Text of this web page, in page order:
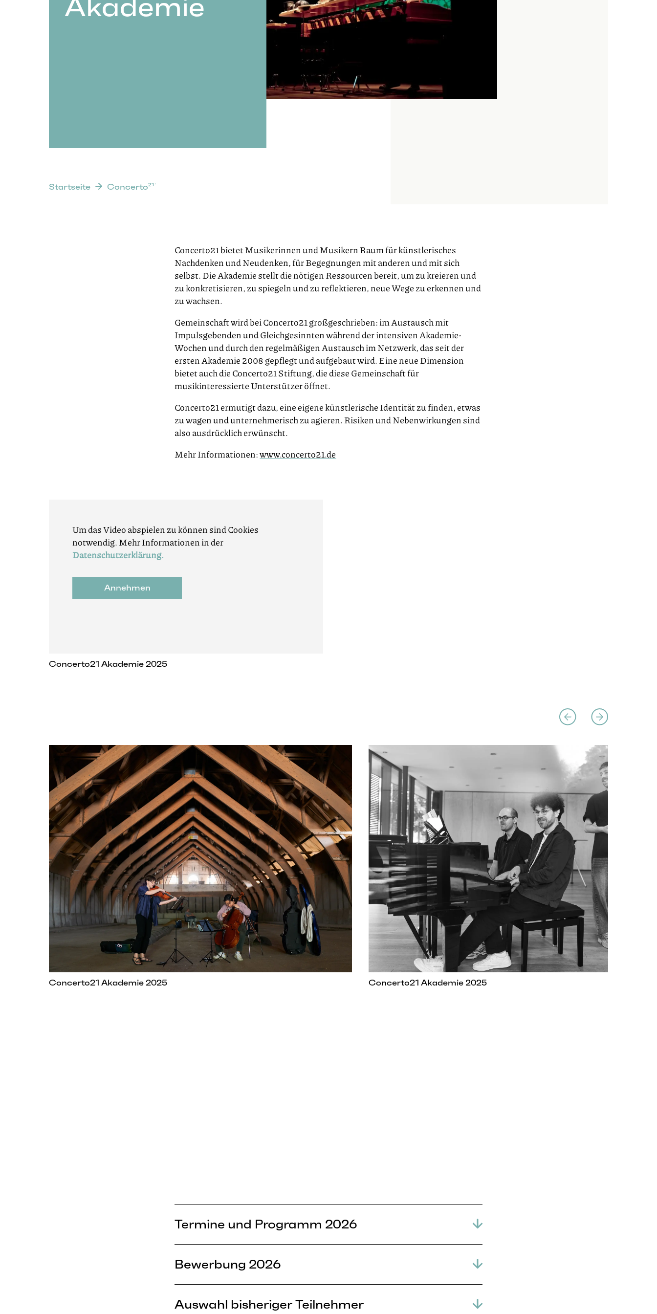
Akademie
Startseite Concerto²¹˙
Concerto21 bietet Musikerinnen und Musikern Raum für künstlerisches
Nachdenken und Neudenken, für Begegnungen mit anderen und mit sich
selbst. Die Akademie stellt die nötigen Ressourcen bereit, um zu kreieren und
zu konkretisieren, zu spiegeln und zu reflektieren, neue Wege zu erkennen und
zu wachsen.
Gemeinschaft wird bei Concerto21 großgeschrieben: im Austausch mit
Impulsgebenden und Gleichgesinnten während der intensiven Akademie-
Wochen und durch den regelmäßigen Austausch im Netzwerk, das seit der
ersten Akademie 2008 gepflegt und aufgebaut wird. Eine neue Dimension
bietet auch die Concerto21 Stiftung, die diese Gemeinschaft für
musikinteressierte Unterstützer öffnet.
Concerto21 ermutigt dazu, eine eigene künstlerische Identität zu finden, etwas
zu wagen und unternehmerisch zu agieren. Risiken und Nebenwirkungen sind
also ausdrücklich erwünscht.
Mehr Informationen:www.concerto21.de
Um das Video abspielen zu können sind Cookies
notwendig. Mehr Informationen in der
Datenschutzerklärung.
Annehmen
Concerto21 Akademie 2025
Concerto21 Akademie 2025 Concerto21 Akademie 2025
Termine und Programm 2026
Bewerbung 2026
Auswahl bisheriger Teilnehmer